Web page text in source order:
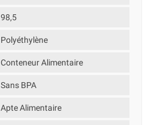
98,5
Polyéthylène
Conteneur Alimentaire
Sans BPA
Apte Alimentaire